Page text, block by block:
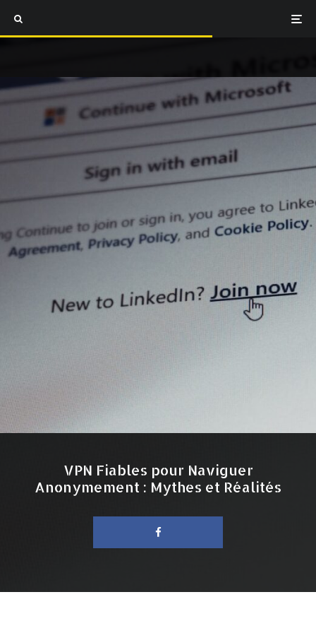
VPN Fiables pour Naviguer
Anonymement : Mythes et Réalités